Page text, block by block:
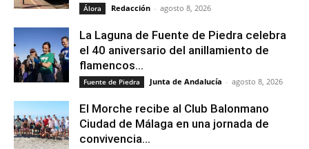
Álora Redacción - agosto 8, 2026
La Laguna de Fuente de Piedra celebra
el 40 aniversario del anillamiento de
flamencos...
Fuente de Piedra Junta de Andalucía - agosto 8, 2026
El Morche recibe al Club Balonmano
Ciudad de Málaga en una jornada de
convivencia...